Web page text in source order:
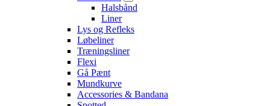
Halsbånd
Liner
Lys og Refleks
Løbeliner
Træningsliner
Flexi
Gå Pænt
Mundkurve
Accessories & Bandana